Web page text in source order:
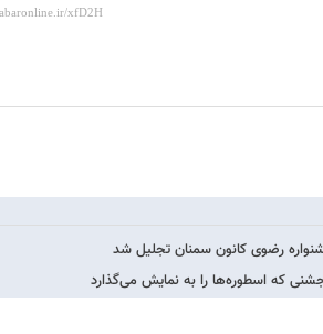
رضوی کانون سمنان تجلیل شد
جشنی که اسطوره‌ها را به نمایش می‌گذارد